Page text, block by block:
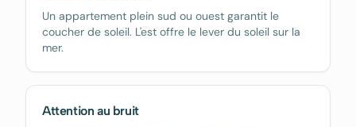
Un appartement plein sud ou ouest garantit le
coucher de soleil. L'est offre le lever du soleil sur la
mer.
Attention au bruit